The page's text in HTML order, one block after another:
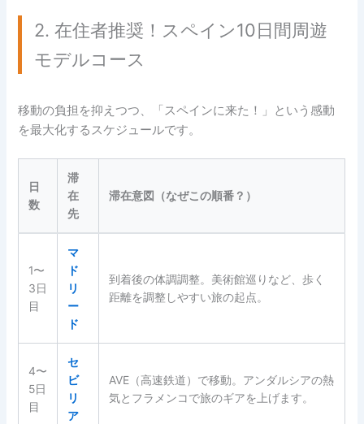
2. 在住者推奨！スペイン10日間周遊
モデルコース
移動の負担を抑えつつ、「スペインに来た！」という感動
を最大化するスケジュールです。
日
数
滞
在
先
滞在意図（なぜこの順番？）
1〜
3日
目
マ
ド
リ
ー
ド
到着後の体調調整。美術館巡りなど、歩く
距離を調整しやすい旅の起点。
4〜
5日
目
セ
ビ
リ
ア
AVE（高速鉄道）で移動。アンダルシアの熱
気とフラメンコで旅のギアを上げます。